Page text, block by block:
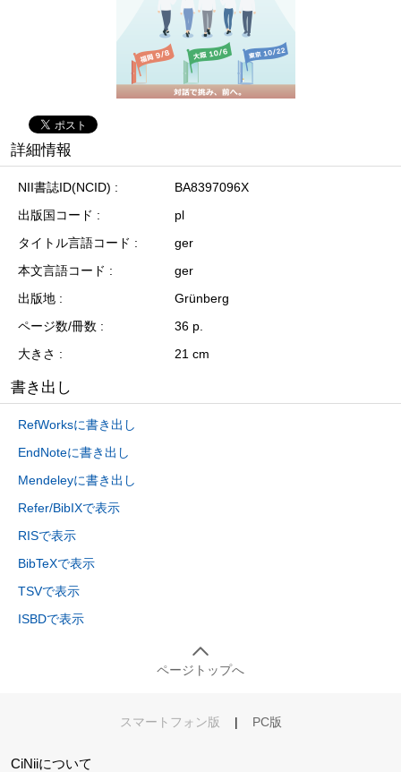
詳細情報
NII書誌ID(NCID)
BA8397096X
出版国コード
pl
タイトル言語コード
ger
本文言語コード
ger
出版地
Grünberg
ページ数/冊数
36 p.
大きさ
21 cm
書き出し
RefWorksに書き出し
EndNoteに書き出し
Mendeleyに書き出し
Refer/BibIXで表示
RISで表示
BibTeXで表示
TSVで表示
ISBDで表示
ページトップへ
スマートフォン版 | PC版
CiNiiについて